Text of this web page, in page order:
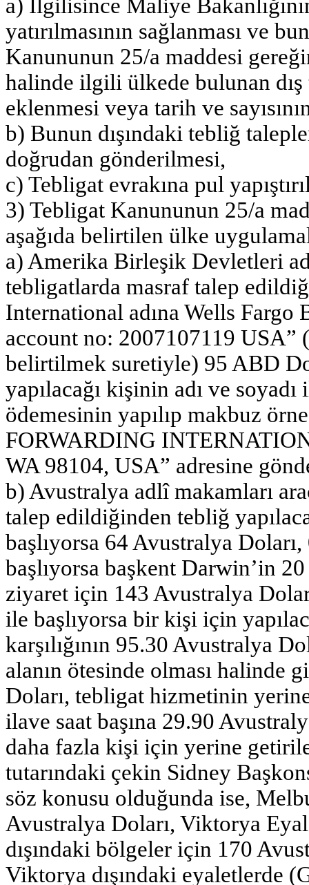
a) İlgilisince Maliye
yatırılmasının sağlanması ve
Kanununun 25/a maddesi
halinde ilgili ülkede bulunan
eklenmesi veya tarih ve
b) Bunun dışındaki tebliğ
doğrudan gönderilmesi,
c) Tebligat evrakına pul
3) Tebligat Kanununun 25/a
aşağıda belirtilen ülke
a) Amerika Birleşik Devletleri
tebligatlarda masraf talep
International adına Wells
account no: 2007107119
belirtilmek suretiyle) 95 ABD
yapılacağı kişinin adı ve
ödemesinin yapılıp makbuz
FORWARDING
WA 98104, USA” adresine
b) Avustralya adlî makamları
talep edildiğinden tebliğ
başlıyorsa 64 Avustralya
başlıyorsa başkent Darwin’in
ziyaret için 143 Avustralya
ile başlıyorsa bir kişi için
karşılığının 95.30 Avustralya
alanın ötesinde olması
Doları, tebligat hizmetinin
ilave saat başına 29.90
daha fazla kişi için yerine
tutarındaki çekin Sidney
söz konusu olduğunda ise,
Avustralya Doları, Viktorya
dışındaki bölgeler için 170
Viktorya dışındaki eyaletlerde